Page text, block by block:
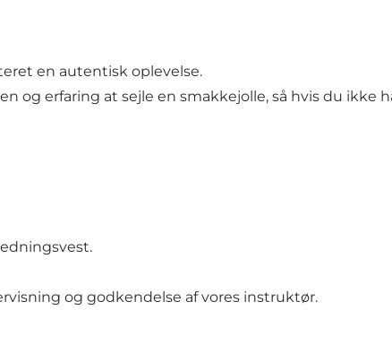
en autentisk oplevelse.
og erfaring at sejle en smakkejolle, så hvis du ikke
og godkendelse af vores instruktør.